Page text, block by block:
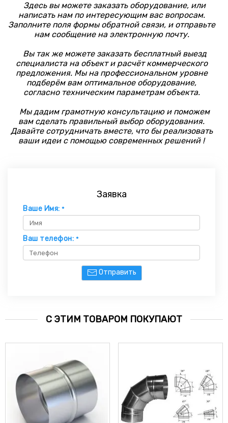
Здесь вы можете заказать оборудование, или
написать нам по интересующим вас вопросам.
Заполните поля формы обратной связи, и отправьте
нам сообщение на электронную почту.
Вы так же можете заказать бесплатный выезд
специалиста на объект и расчёт коммерческого
предложения. Мы на профессиональном уровне
подберём вам оптимальное оборудование,
согласно техническим параметрам объекта.
Мы дадим грамотную консультацию и поможем
вам сделать правильный выбор оборудования.
Давайте сотрудничать вместе, что бы реализовать
ваши идеи с помощью современных решений !
Заявка
Ваше Имя: *
Ваш телефон: *
Отправить
С ЭТИМ ТОВАРОМ ПОКУПАЮТ